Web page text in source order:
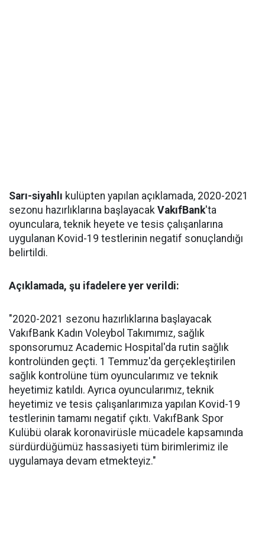
Sarı-siyahlı kulüpten yapılan açıklamada, 2020-2021
sezonu hazırlıklarına başlayacak VakıfBank'ta
oyunculara, teknik heyete ve tesis çalışanlarına
uygulanan Kovid-19 testlerinin negatif sonuçlandığı
belirtildi.
Açıklamada, şu ifadelere yer verildi:
"2020-2021 sezonu hazırlıklarına başlayacak
VakıfBank Kadın Voleybol Takımımız, sağlık
sponsorumuz Academic Hospital'da rutin sağlık
kontrolünden geçti. 1 Temmuz'da gerçekleştirilen
sağlık kontrolüne tüm oyuncularımız ve teknik
heyetimiz katıldı. Ayrıca oyuncularımız, teknik
heyetimiz ve tesis çalışanlarımıza yapılan Kovid-19
testlerinin tamamı negatif çıktı. VakıfBank Spor
Kulübü olarak koronavirüsle mücadele kapsamında
sürdürdüğümüz hassasiyeti tüm birimlerimiz ile
uygulamaya devam etmekteyiz."